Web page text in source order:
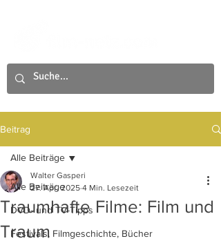
Beitrag
Alle Beiträge
DVD- und TV-Tipps
Festivals, Filmgeschichte, Bücher
Alle Beiträge
Traumhafte Filme: Film und
Traum
Walter Gasperi
27. Apr. 2025 4 Min. Lesezeit